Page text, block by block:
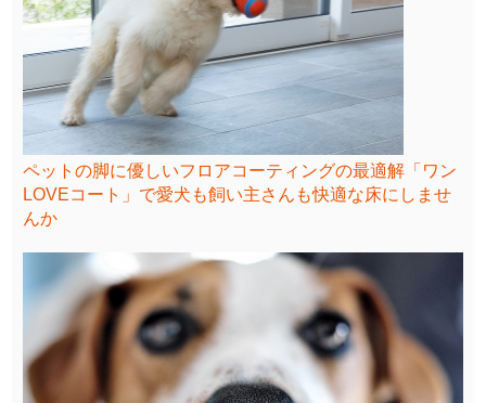
ペットの脚に優しいフロアコーティングの最適解「ワン
LOVEコート」で愛犬も飼い主さんも快適な床にしませ
んか